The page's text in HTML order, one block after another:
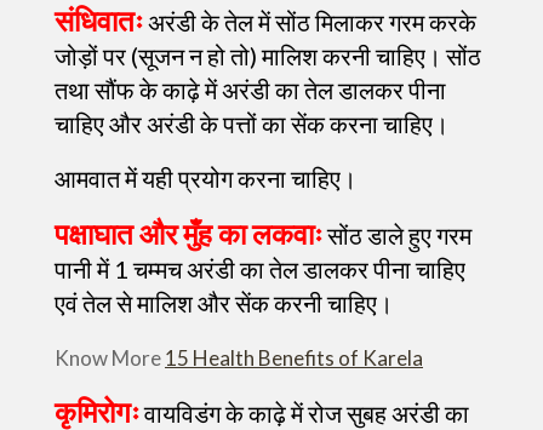
संधिवातःअरंडी के तेल में सोंठ मिलाकर गरम करके
जोड़ों पर (सूजन न हो तो) मालिश करनी चाहिए। सोंठ
तथा सौंफ के काढ़े में अरंडी का तेल डालकर पीना
चाहिए और अरंडी के पत्तों का सेंक करना चाहिए।
आमवात में यही प्रयोग करना चाहिए।
पक्षाघात और मुँह का लकवाःसोंठ डाले हुए गरम
पानी में 1 चम्मच अरंडी का तेल डालकर पीना चाहिए
एवं तेल से मालिश और सेंक करनी चाहिए।
Know More15 Health Benefits of Karela
कृमिरोगःवायविडंग के काढ़े में रोज सुबह अरंडी का